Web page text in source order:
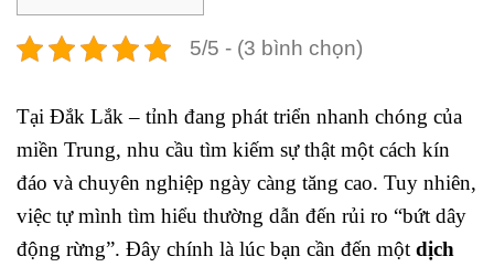
5/5 - (3 bình chọn)
Tại Đắk Lắk – tỉnh đang phát triển nhanh chóng của
miền Trung, nhu cầu tìm kiếm sự thật một cách kín
đáo và chuyên nghiệp ngày càng tăng cao. Tuy nhiên,
việc tự mình tìm hiểu thường dẫn đến rủi ro “bứt dây
động rừng”. Đây chính là lúc bạn cần đến một dịch